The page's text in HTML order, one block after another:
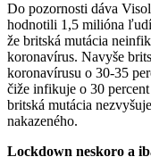
Do pozornosti dáva
hodnotili 1,5 milióna
že britská mutácia
koronavírus. Navyše
koronavírusu o 30-35
čiže infikuje o 30
britská mutácia
nakazeného.
Lockdown neskoro a